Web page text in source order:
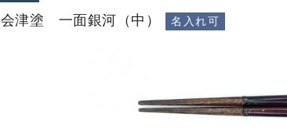
会津塗 一面銀河（中） 名入れ可